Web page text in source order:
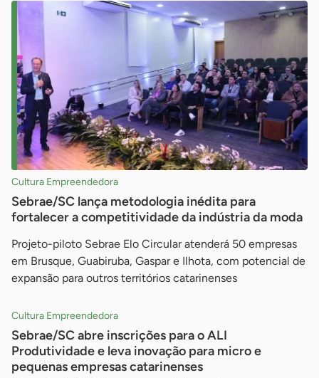
Cultura Empreendedora
Sebrae/SC lança metodologia inédita para
fortalecer a competitividade da indústria da moda
Projeto-piloto Sebrae Elo Circular atenderá 50 empresas
em Brusque, Guabiruba, Gaspar e Ilhota, com potencial de
expansão para outros territórios catarinenses
Cultura Empreendedora
Sebrae/SC abre inscrições para o ALI
Produtividade e leva inovação para micro e
pequenas empresas catarinenses